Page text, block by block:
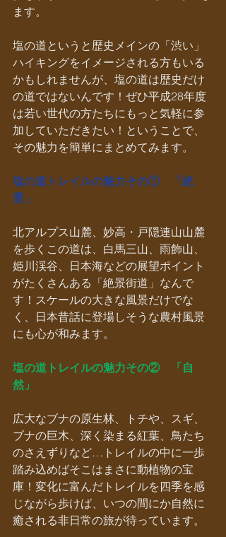
ます。
塩の道というと歴史メインの「渋い」
ハイキングをイメージされる方もいる
かもしれませんが、塩の道は歴史だけ
の道ではないんです！ぜひ平成28年度
は若い世代の方たちにもっと気軽に参
加していただきたい！ということで、
その魅力を簡単にまとめてみます。
塩の道トレイルの魅力その①　「絶
景」
北アルプス山麓、妙高・戸隠連山山麓
を歩くこの道は、白馬三山、雨飾山、
姫川渓谷、日本海などの展望ポイント
がたくさんある「絶景街道」なんで
す！スケールの大きな風景だけでな
く、日本昔話に登場しそうな農村風景
にも心が和みます。
塩の道トレイルの魅力その②　「自
然」
広大なブナの原生林、トチや、スギ、
ブナの巨木、深く染まる紅葉、鳥たち
のさえずりなど…トレイルの中に一歩
踏み込めばそこはまさに動植物の宝
庫！変化に富んだトレイルを四季を感
じながら歩けば、いつの間にか自然に
癒される非日常の旅が待っています。